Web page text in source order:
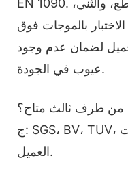
بالموجات فوق
لضمان عدم وجود
عيوب في الجودة.
طرف ثالث متاح؟
ج: SGS، BV، TUV، إلخ. متوفرة، وفقا لمتطلبات
العميل.